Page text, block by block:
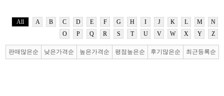
All A B C D E F G H I J K L M
N
O
P Q R S T U V W X Y Z
판매많은순 낮은가격순 높은가격순 평점높은순 후기많은순 최근등록순